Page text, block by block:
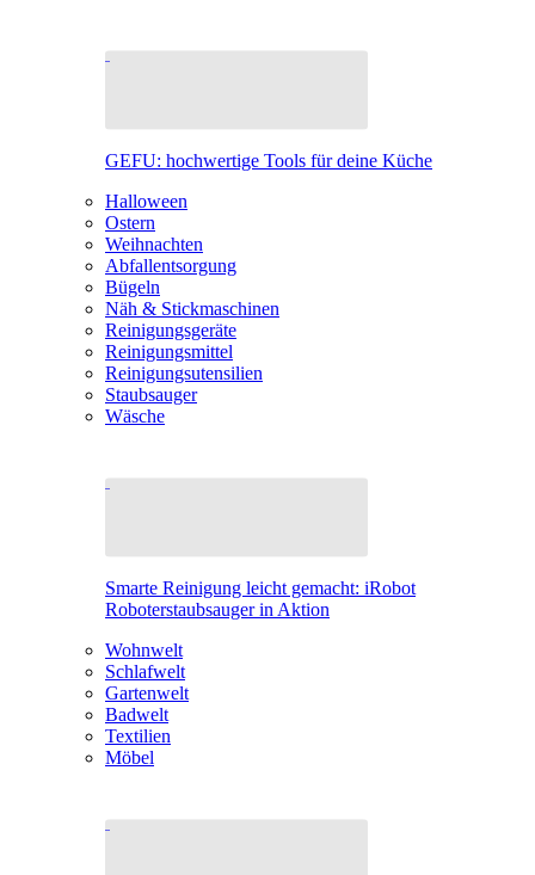
GEFU: hochwertige Tools für deine Küche
Halloween
Ostern
Weihnachten
Abfallentsorgung
Bügeln
Näh & Stickmaschinen
Reinigungsgeräte
Reinigungsmittel
Reinigungsutensilien
Staubsauger
Wäsche
Smarte Reinigung leicht gemacht: iRobot
Roboterstaubsauger in Aktion
Wohnwelt
Schlafwelt
Gartenwelt
Badwelt
Textilien
Möbel